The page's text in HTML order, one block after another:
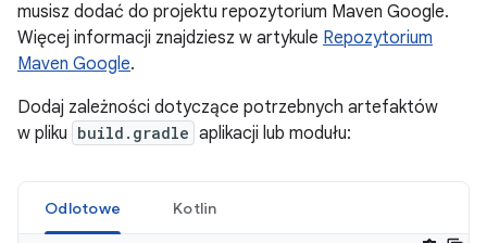
musisz dodać do projektu repozytorium Maven Google.
Więcej informacji znajdziesz w artykule Repozytorium
Maven Google.
Dodaj zależności dotyczące potrzebnych artefaktów
w pliku build.gradle aplikacji lub modułu:
Odlotowe Kotlin